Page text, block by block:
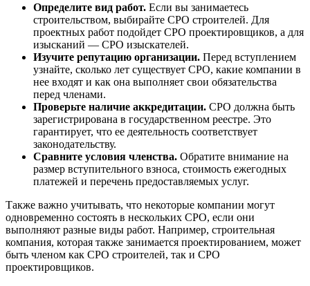
Определите вид работ. Если вы занимаетесь
строительством, выбирайте СРО строителей. Для
проектных работ подойдет СРО проектировщиков, а для
изысканий — СРО изыскателей.
Изучите репутацию организации. Перед вступлением
узнайте, сколько лет существует СРО, какие компании в
нее входят и как она выполняет свои обязательства
перед членами.
Проверьте наличие аккредитации. СРО должна быть
зарегистрирована в государственном реестре. Это
гарантирует, что ее деятельность соответствует
законодательству.
Сравните условия членства. Обратите внимание на
размер вступительного взноса, стоимость ежегодных
платежей и перечень предоставляемых услуг.
Также важно учитывать, что некоторые компании могут
одновременно состоять в нескольких СРО, если они
выполняют разные виды работ. Например, строительная
компания, которая также занимается проектированием, может
быть членом как СРО строителей, так и СРО
проектировщиков.